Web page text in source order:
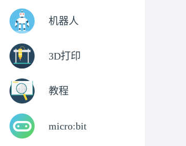
机器人
3D打印
教程
micro:bit